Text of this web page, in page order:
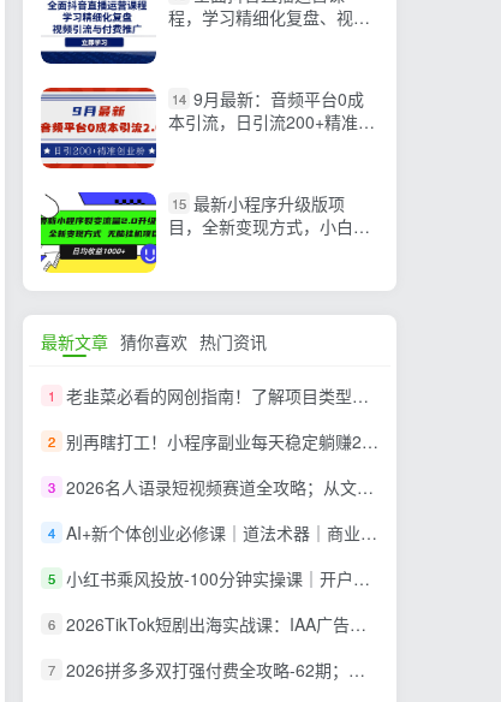
程，学习精细化复盘、视频
14 9月最新：音频平台0成
本引流，日引流200+精准创
15 最新小程序升级版项
目，全新变现方式，小白轻
最新文章 猜你喜欢 热门资讯
1 老韭菜必看的网创指南！了解项目类型，才能找到好的项目，才能拿到想要的结果
2 别再瞎打工！小程序副业每天稳定躺赚200+
3 2026名人语录短视频赛道全攻略；从文案撰写到声音克隆部署，系统掌握涨粉变现双赢制作技术
4 AI+新个体创业必修课｜道法术器｜商业逻辑·小红书流量·AI智能体｜低成本打造个人变现小生意全套教学
5 小红书乘风投放-100分钟实操课｜开户返点·标准投搭建·莱卡定向，新店建模撬动笔记自然流量全套教学
6 2026TikTok短剧出海实战课：IAA广告分账×IAP付费变现×账号搭建×平台规则×双轨爆发×回款全流程
7 2026拼多多双打强付费全攻略-62期；成本推广加托管双剑合璧，系统讲解7种付费玩法优劣势与选择策略